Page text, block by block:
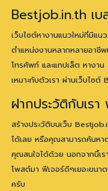
Bestjob.in.th เบ
เว็บไซต์หางานแนวใหม่ที่มีแ
ตำแหน่งงานหลากหลายอาชี
โทรศัพท์ และแทปเล็ต หางา
เหมาะกับตัวเรา ผ่านเว็บไซ
ฝากประวัติกับเร
สร้างประวัติบนเว็บ
ได้เลย หรือคุณสามารถค้นห
คุณสนใจได้ด้วย นอกจากนี้เร
โพสต์มา ฟีเจอร์ดีๆเยอะขนา
ครับ